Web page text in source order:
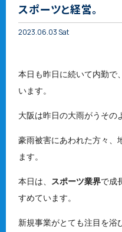
スポーツと経営。
2023.06.03 Sat
本日も昨日に続いて内勤で
います。
大阪は昨日の大雨がうその
豪雨被害にあわれた方々、
ます。
本日は、 スポーツ業界で成
すめています。
新規事業がとても注目を浴